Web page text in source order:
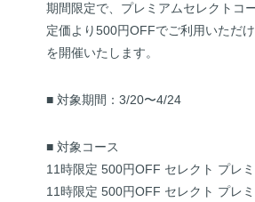
期間限定で、プレミアムセレクトコ
定価より500円OFFでご利用いただ
を開催いたします。
■ 対象期間：3/20〜4/24
■ 対象コース
11時限定 500円OFF セレクト プレ
11時限定 500円OFF セレクト プレ